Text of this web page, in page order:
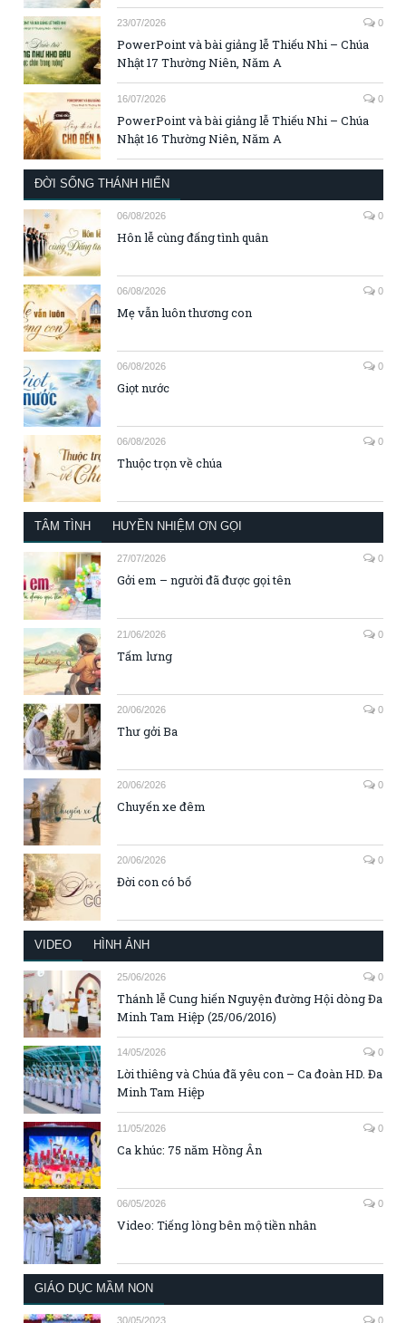
23/07/2026 0
PowerPoint và bài giảng lễ Thiếu Nhi – Chúa
Nhật 17 Thường Niên, Năm A
16/07/2026 0
PowerPoint và bài giảng lễ Thiếu Nhi – Chúa
Nhật 16 Thường Niên, Năm A
ĐỜI SỐNG THÁNH HIẾN
06/08/2026 0
Hôn lễ cùng đấng tình quân
06/08/2026 0
Mẹ vẫn luôn thương con
06/08/2026 0
Giọt nước
06/08/2026 0
Thuộc trọn về chúa
TÂM TÌNH HUYỀN NHIỆM ƠN GỌI
27/07/2026 0
Gởi em – người đã được gọi tên
21/06/2026 0
Tấm lưng
20/06/2026 0
Thư gởi Ba
20/06/2026 0
Chuyến xe đêm
20/06/2026 0
Đời con có bố
VIDEO HÌNH ẢNH
25/06/2026 0
Thánh lễ Cung hiến Nguyện đường Hội dòng Đa
Minh Tam Hiệp (25/06/2016)
14/05/2026 0
Lời thiêng và Chúa đã yêu con – Ca đoàn HD. Đa
Minh Tam Hiệp
11/05/2026 0
Ca khúc: 75 năm Hồng Ân
06/05/2026 0
Video: Tiếng lòng bên mộ tiền nhân
GIÁO DỤC MẦM NON
30/05/2023 0